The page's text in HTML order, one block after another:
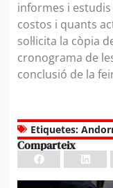
informes i
costos i quants
sol·licita la còpia
cronograma de
conclusió de la
Etiquetes:
Comparteix